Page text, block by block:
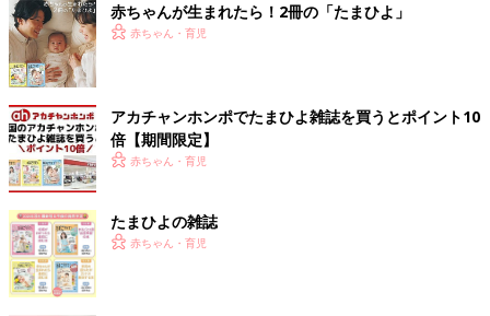
赤ちゃんが生まれたら！2冊の「たまひよ」
赤ちゃん・育児
アカチャンホンポでたまひよ雑誌を買うとポイント10
倍【期間限定】
赤ちゃん・育児
たまひよの雑誌
赤ちゃん・育児